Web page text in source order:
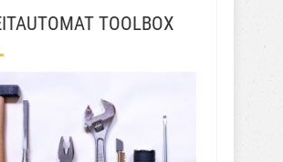
TOOLBOX